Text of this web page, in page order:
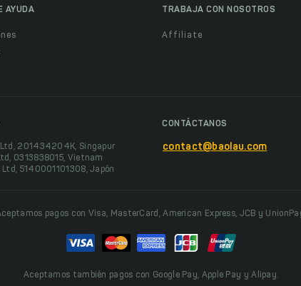
AYUDA TRABAJA CON NOSOTROS
Affiliate
Ltd, 201434204K, Singapur
0313838015, Vietnam
Ltd, 5140001101308, Japón
CONTÁCTANOS
contact@baolau.com
pagos con Visa, MasterCard, American Express, JCB y
Aceptamos también pagos con Google Pay, Apple Pay y Alipay.